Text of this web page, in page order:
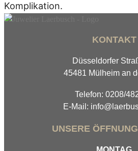
Komplikation.
KONTAKT
Düsseldorfer
45481 Mülheim an
Telefon: 0208/
E-Mail:
UNSERE